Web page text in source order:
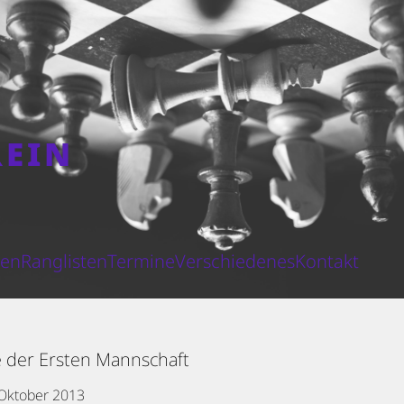
RanglistenTermineVerschiedenesKontakt
Ersten Mannschaft
2013